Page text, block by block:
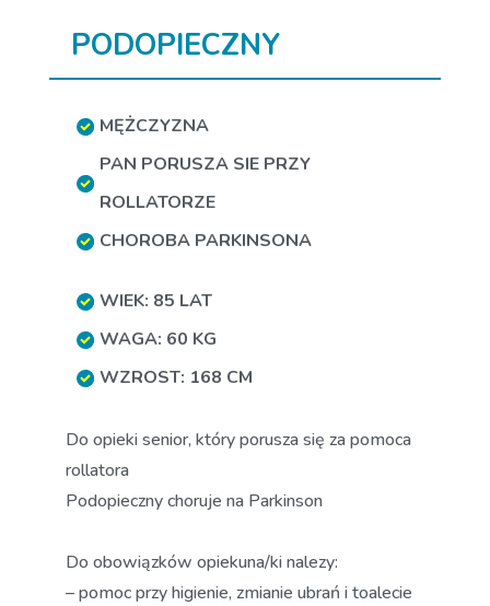
PODOPIECZNY
MĘŻCZYZNA
PAN PORUSZA SIE PRZY
ROLLATORZE
CHOROBA PARKINSONA
WIEK: 85 LAT
WAGA: 60 KG
WZROST: 168 CM
Do opieki senior, który porusza się za pomoca
rollatora
Podopieczny choruje na Parkinson
Do obowiązków opiekuna/ki nalezy:
– pomoc przy higienie, zmianie ubrań i toalecie